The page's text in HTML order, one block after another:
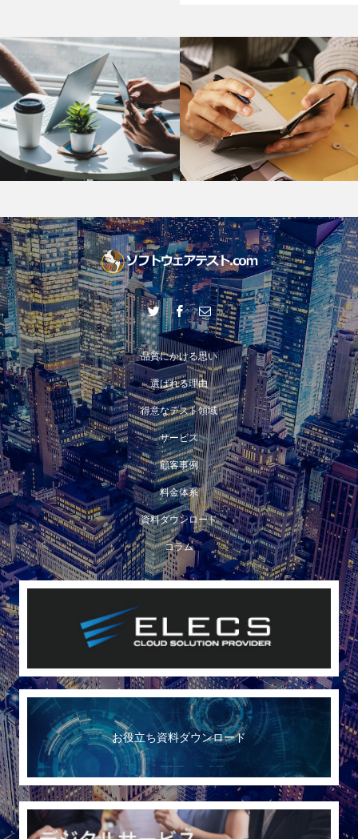
品質にかける思い
選ばれる理由
得意なテスト領域
サービス
顧客事例
料金体系
資料ダウンロード
コラム
お役立ち資料ダウンロード